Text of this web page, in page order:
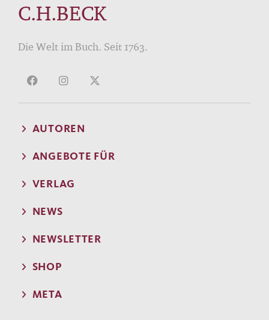
C.H.BECK
Die Welt im Buch. Seit 1763.
AUTOREN
ANGEBOTE FÜR
VERLAG
NEWS
NEWSLETTER
SHOP
META